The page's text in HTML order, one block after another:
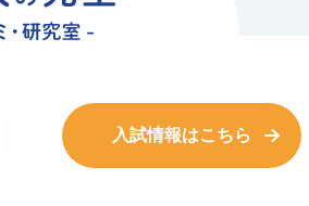
入試情報はこちら